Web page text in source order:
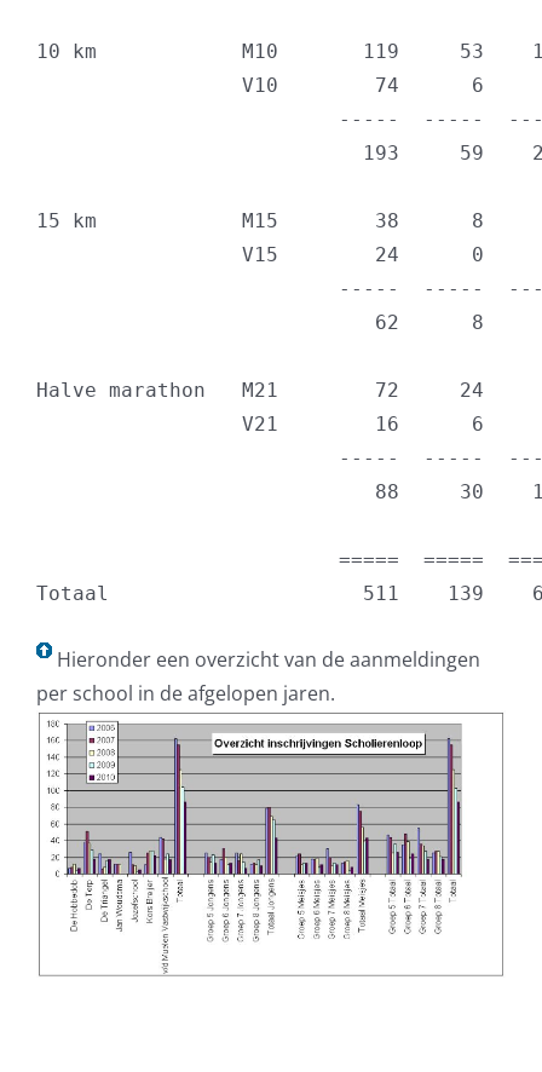
10 km            M10       119     53
V10        74      6
-----  -----
193     59
15 km            M15        38      8
V15        24      0
-----  -----
62      8
Halve marathon   M21        72     24
V21        16      6
-----  -----
88     30
=====  =====
Totaal                     511    139
Hieronder een overzicht van de aanmeldingen
per school in de afgelopen jaren.